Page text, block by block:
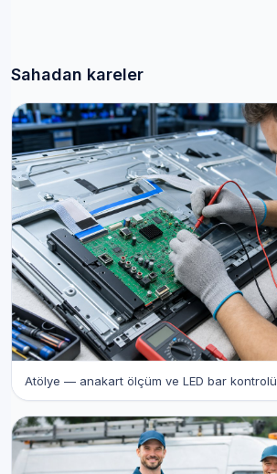
Sahadan kareler
Atölye — anakart ölçüm ve LED bar kontrolü